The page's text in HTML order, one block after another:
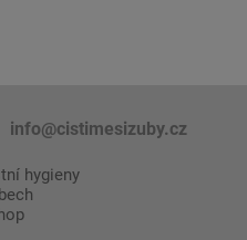
info@cistimesizuby.cz
hygieny